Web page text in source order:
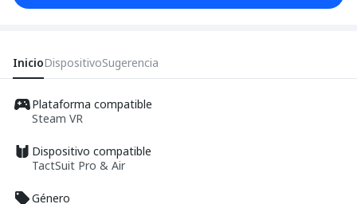
InicioDispositivoSugerencia
Plataforma compatible
Steam VR
Dispositivo compatible
TactSuit Pro & Air
Género